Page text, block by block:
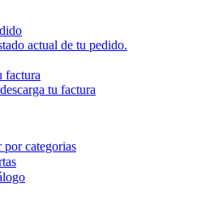
actual de tu pedido.
factura
tu factura
por categorias